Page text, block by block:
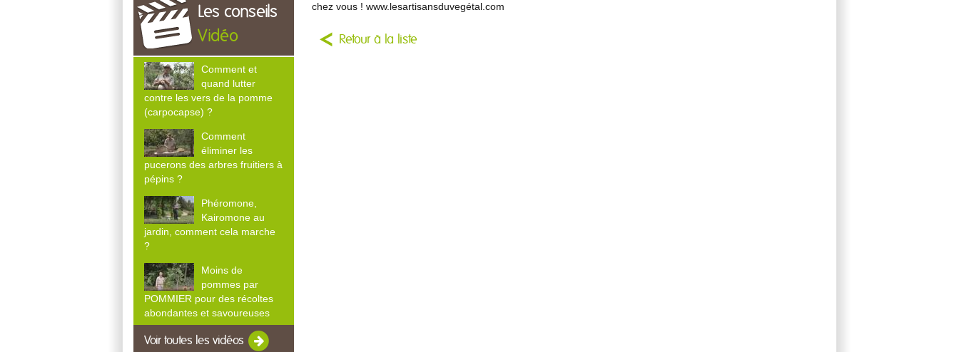
Les conseils
Vidéo
Comment et
quand lutter
contre les vers de la pomme
(carpocapse) ?
Comment
éliminer les
pucerons des arbres fruitiers à
pépins ?
Phéromone,
Kairomone au
jardin, comment cela marche
?
Moins de
pommes par
POMMIER pour des récoltes
abondantes et savoureuses
Voir toutes les vidéos
chez vous ! www.lesartisansduvegétal.com
Retour à la liste